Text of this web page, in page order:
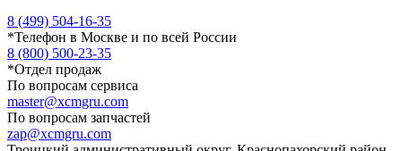
8 (499) 504-16-35
*Телефон в Москве и по всей России
8 (800) 500-23-35
*Отдел продаж
По вопросам сервиса
master@xcmgru.com
По вопросам запчастей
zap@xcmgru.com